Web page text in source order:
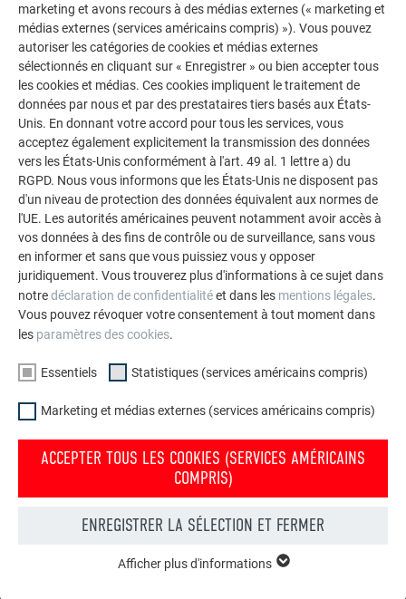
Les conditions requises en matière de physique du
bâtiment doivent être prises en compte.
Sécurisez les pièces métalliques de la structure, afin
d’éviter qu’elles ne tombent ou ne s’envolent lorsqu’il
Les produits Siding, Siding.X et Siding perforé doivent
être posés sur une sous-construction en métal ou en
bois.
Avant de procéder au montage, vérifiez la stabilité, la
conformité et l’adéquation de la sous-structure
(compatibilité des matériaux).
Les irrégularités de la sous-construction doivent
impérativement être corrigées au préalable.
Au niveau des raccords, assurez-vous de laisser un
espace entre les raccords et les lames Siding ou
Siding.X pour que la dilatation puisse se faire.
perforé doit être réalisé sur la sous-construction au
moyen du matériel de fixation recommandé par le
fabricant.
marketing et avons recours à des médias externes (« marketing et
médias externes (services américains compris) »). Vous pouvez
autoriser les catégories de cookies et médias externes
sélectionnés en cliquant sur « Enregistrer » ou bien accepter tous
les cookies et médias. Ces cookies impliquent le traitement de
données par nous et par des prestataires tiers basés aux États-
Unis. En donnant votre accord pour tous les services, vous
acceptez également explicitement la transmission des données
vers les États-Unis conformément à l'art. 49 al. 1 lettre a) du
RGPD. Nous vous informons que les États-Unis ne disposent pas
d'un niveau de protection des données équivalent aux normes de
l'UE. Les autorités américaines peuvent notamment avoir accès à
vos données à des fins de contrôle ou de surveillance, sans vous
en informer et sans que vous puissiez vous y opposer
juridiquement. Vous trouverez plus d'informations à ce sujet dans
notredéclaration de confidentialitéet dans les mentions légales.
Vous pouvez révoquer votre consentement à tout moment dans
les paramètres des cookies.
Essentiels Statistiques (services américains compris)
Marketing et médias externes (services américains compris)
ACCEPTER TOUS LES COOKIES (SERVICES AMÉRICAINS
COMPRIS)
ENREGISTRER LA SÉLECTION ET FERMER
Afficher plus d'informations